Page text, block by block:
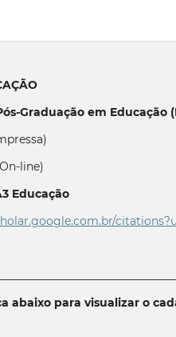
Graduação em Educação
line)
Educação
abaixo para visualizar o